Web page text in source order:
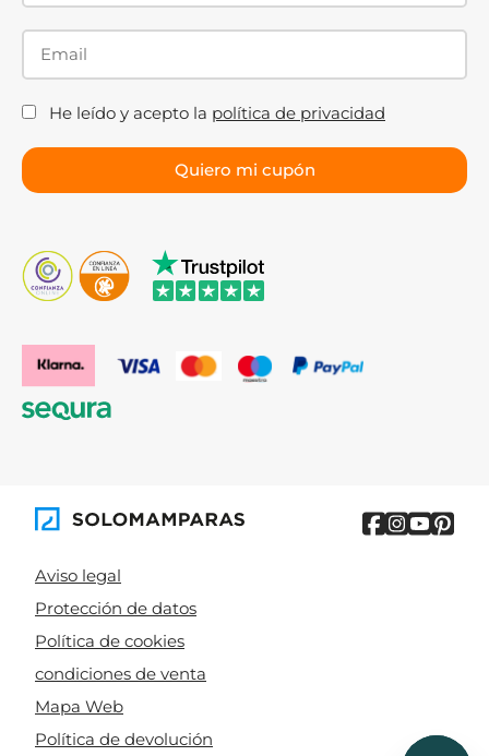
He leído y acepto la política de privacidad
Aviso legal
Protección de datos
Política de cookies
condiciones de venta
Mapa Web
Política de devolución